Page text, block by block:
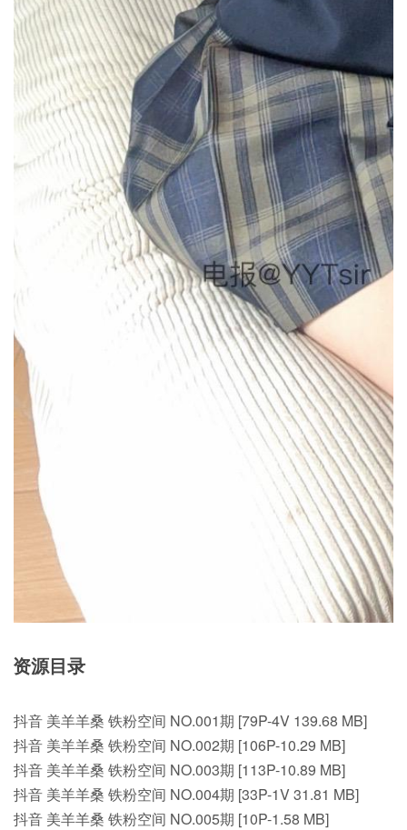
资源目录
抖音 美羊羊桑 铁粉空间 NO.001期 [79P-4V 139.68 MB]
抖音 美羊羊桑 铁粉空间 NO.002期 [106P-10.29 MB]
抖音 美羊羊桑 铁粉空间 NO.003期 [113P-10.89 MB]
抖音 美羊羊桑 铁粉空间 NO.004期 [33P-1V 31.81 MB]
抖音 美羊羊桑 铁粉空间 NO.005期 [10P-1.58 MB]